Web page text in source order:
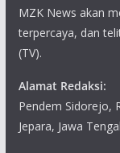
MZK News akan
terpercaya, dan
(TV).
Alamat Redaksi:
Pendem Sidorejo,
Jepara, Jawa